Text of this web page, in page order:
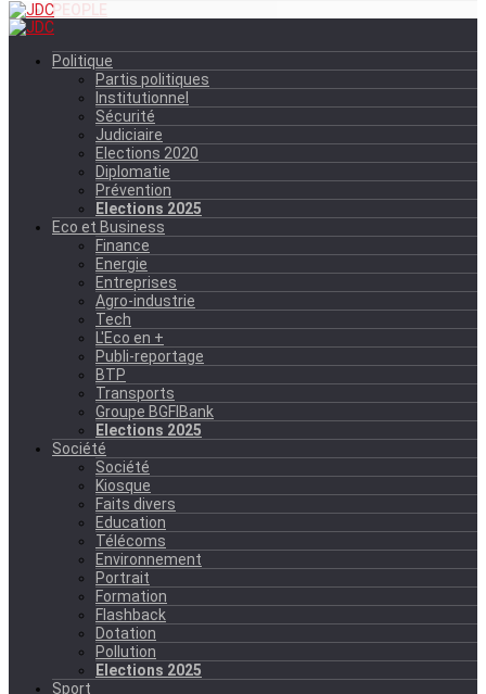
PEOPLE
Politique
Partis politiques
Institutionnel
Sécurité
Judiciaire
Elections 2020
Diplomatie
Prévention
Elections 2025
Eco et Business
Finance
Energie
Entreprises
Agro-industrie
Tech
L'Eco en +
Publi-reportage
BTP
Transports
Groupe BGFIBank
Elections 2025
Société
Société
Kiosque
Faits divers
Education
Télécoms
Environnement
Portrait
Formation
Flashback
Dotation
Pollution
Elections 2025
Sport